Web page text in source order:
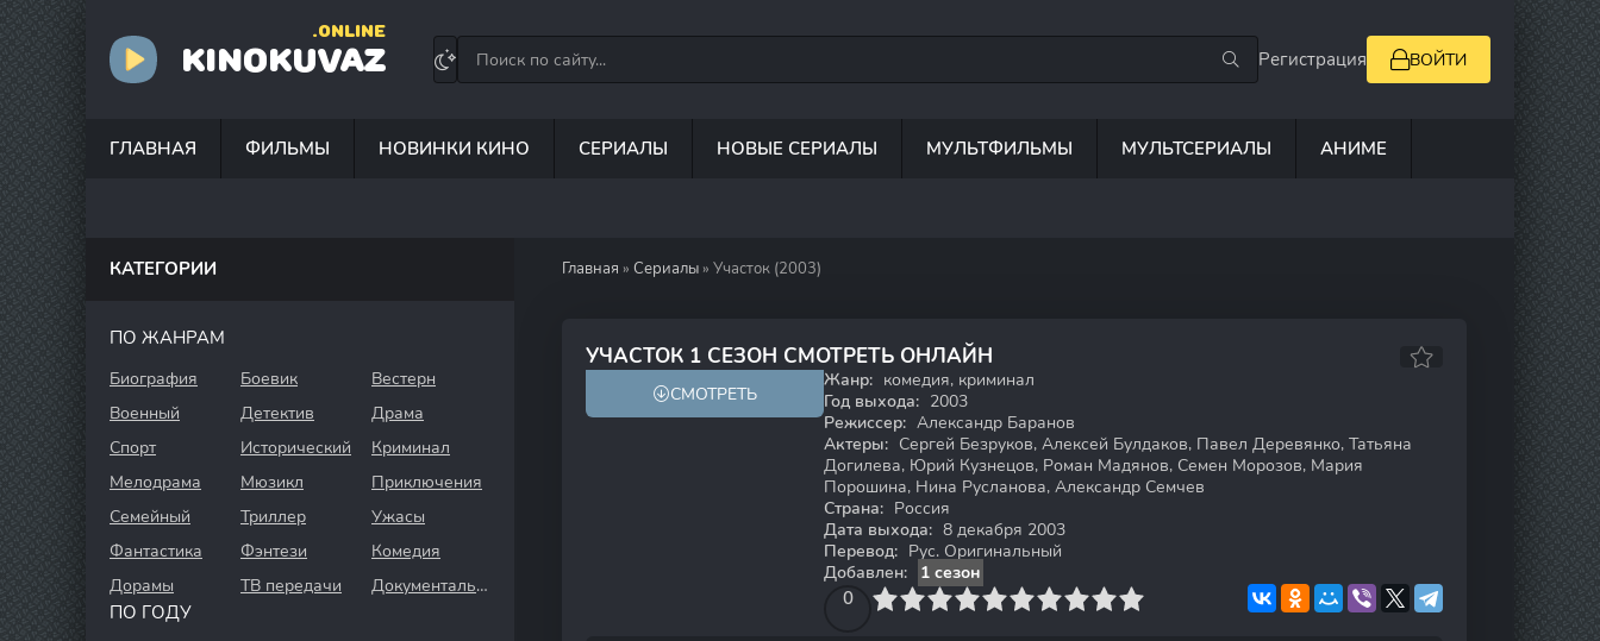
KINOKUVAZ
.ONLINE
Регистрация ВОЙТИ
ГЛАВНАЯ ФИЛЬМЫ НОВИНКИ КИНО СЕРИАЛЫ НОВЫЕ СЕРИАЛЫ МУЛЬТФИЛЬМЫ МУЛЬТСЕРИАЛЫ АНИМЕ
Главная » Сериалы » Участок (2003)
УЧАСТОК 1 СЕЗОН СМОТРЕТЬ ОНЛАЙН
8.0 6.7
СМОТРЕТЬ
Жанр: комедия, криминал
Год выхода: 2003
Режиссер: Александр Баранов
Актеры: Сергей Безруков, Алексей Булдаков, Павел Деревянко, Татьяна
Догилева, Юрий Кузнецов, Роман Мадянов, Семен Морозов, Мария
Порошина, Нина Русланова, Александр Семчев
Страна: Россия
Дата выхода: 8 декабря 2003
Перевод: Рус. Оригинальный
Добавлен:
1 сезон
0
4 6 7 8 9 10
КАТЕГОРИИ
ПО ЖАНРАМ
Биография Боевик
Вестерн
Военный
Детектив
Драма
Спорт
Исторический
Криминал
Мелодрама
Мюзикл
Приключения
Семейный
Триллер
Ужасы
Фантастика
Фэнтези
Комедия
Дорамы
ТВ передачи Документальный
ПО ГОДУ